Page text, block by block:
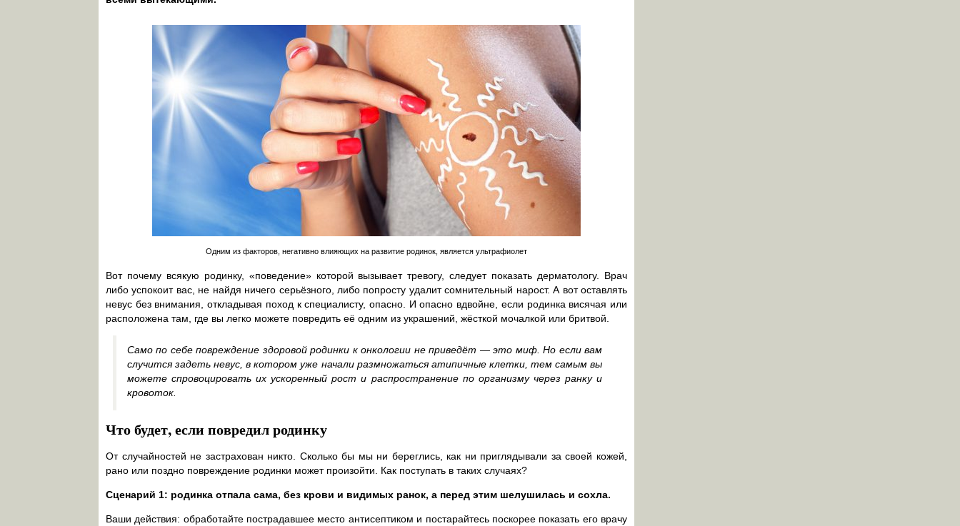
Одним из факторов, негативно влияющих на развитие родинок, является ультрафиолет
Вот почему всякую родинку, «поведение» которой вызывает тревогу, следует показать дерматологу. Врач
либо успокоит вас, не найдя ничего серьёзного, либо попросту удалит сомнительный нарост. А вот оставлять
невус без внимания, откладывая поход к специалисту, опасно. И опасно вдвойне, если родинка висячая или
расположена там, где вы легко можете повредить её одним из украшений, жёсткой мочалкой или бритвой.
Само по себе повреждение здоровой родинки к онкологии не приведёт — это миф. Но если вам
случится задеть невус, в котором уже начали размножаться атипичные клетки, тем самым вы
можете спровоцировать их ускоренный рост и распространение по организму через ранку и
кровоток.
Что будет, если повредил родинку
От случайностей не застрахован никто. Сколько бы мы ни береглись, как ни приглядывали за своей кожей,
рано или поздно повреждение родинки может произойти. Как поступать в таких случаях?
Сценарий 1: родинка отпала сама, без крови и видимых ранок, а перед этим шелушилась и сохла.
Ваши действия: обработайте пострадавшее место антисептиком и постарайтесь поскорее показать его врачу